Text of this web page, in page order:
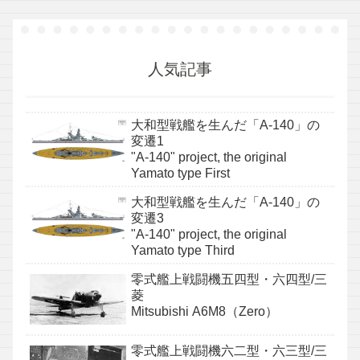
人気記事
大和型戦艦を生んだ「A-140」の
変遷1
"A-140" project, the original
Yamato type First
大和型戦艦を生んだ「A-140」の
変遷3
"A-140" project, the original
Yamato type Third
零式艦上戦闘機五四型・六四型/三
菱
Mitsubishi A6M8（Zero）
零式艦上戦闘機六二型・六三型/三